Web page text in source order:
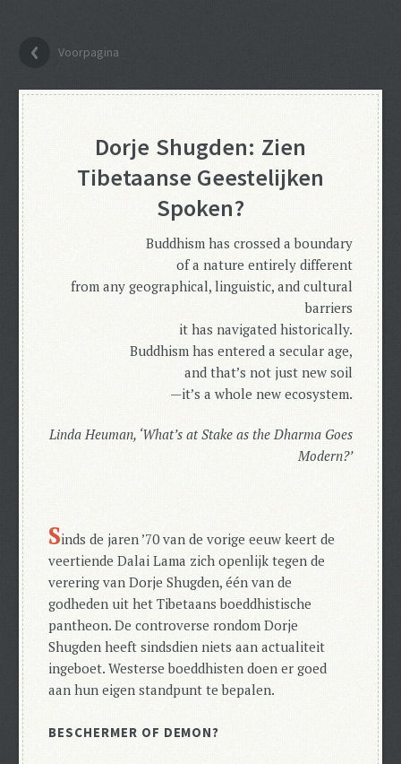
Voorpagina
Dorje Shugden: Zien
Tibetaanse Geestelijken
Spoken?
Buddhism has crossed a boundary
of a nature entirely different
from any geographical, linguistic, and cultural
barriers
it has navigated historically.
Buddhism has entered a secular age,
and that’s not just new soil
—it’s a whole new ecosystem.
Linda Heuman, ‘What’s at Stake as the Dharma Goes
Modern?’
Sinds de jaren ’70 van de vorige eeuw keert de
veertiende Dalai Lama zich openlijk tegen de
verering van Dorje Shugden, één van de
godheden uit het Tibetaans boeddhistische
pantheon. De controverse rondom Dorje
Shugden heeft sindsdien niets aan actualiteit
ingeboet. Westerse boeddhisten doen er goed
aan hun eigen standpunt te bepalen.
BESCHERMER OF DEMON?